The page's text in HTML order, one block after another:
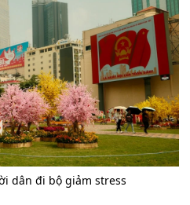
dân đi bộ giảm stress